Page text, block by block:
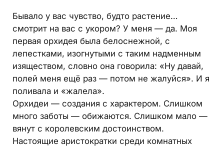
Бывало у вас чувство, будто растение…
смотрит на вас с укором? У меня — да. Моя
первая орхидея была белоснежной, с
лепестками, изогнутыми с таким надменным
изяществом, словно она говорила: «Ну давай,
полей меня ещё раз — потом не жалуйся». И я
поливала и «жалела».
Орхидеи — создания с характером. Слишком
много заботы — обижаются. Слишком мало —
вянут с королевским достоинством.
Настоящие аристократки среди комнатных